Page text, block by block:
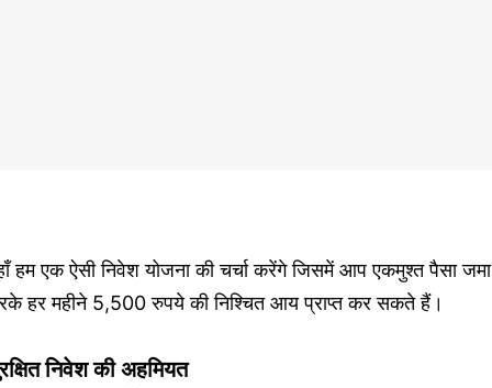
हम एक ऐसी निवेश योजना की चर्चा करेंगे जिसमें आप एकमुश्त पैसा जमा
हर महीने 5,500 रुपये की निश्चित आय प्राप्त कर सकते हैं।
निवेश की अहमियत